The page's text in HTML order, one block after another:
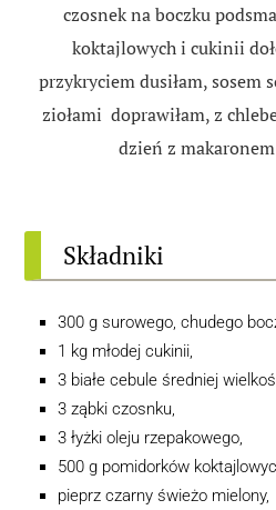
czosnek na boczku
koktajlowych i cukinii
przykryciem dusiłam, sosem
ziołami doprawiłam, z
dzień z
Składniki
300 g surowego, chudego
1 kg młodej cukinii,
3 białe cebule średniej
3 ząbki czosnku,
3 łyżki oleju rzepakowego,
500 g pomidorków
pieprz czarny świeżo mielony,